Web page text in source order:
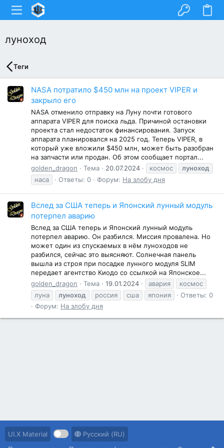
луноход
Теги
NASA потратило $450 млн на проект VIPER и
закрыло его
NASA отменило отправку на Луну почти готового
аппарата VIPER для поиска льда. Причиной остановки
проекта стал недостаток финансирования. Запуск
аппарата планировался на 2025 год. Теперь VIPER, в
который уже вложили $450 млн, может быть разобран
на запчасти или продан. Об этом сообщает портал...
golden_dragon
Тема 20.07.2024 космос
луноход
наса
Ответы: 0 Форум: На злобу дня
Вслед за США теперь и Японский лунный модуль
потерпел аварию
Вслед за США теперь и Японский лунный модуль
потерпел аварию. Он разбился. Миссия провалена. Но
может один из спускаемых в нём луноходов не
разбился, сейчас это выясняют. Солнечная панель
вышла из строя при посадке лунного модуля SLIM
передает агентство Киодо со ссылкой на Японское...
golden_dragon
Тема 19.01.2024 авария
космос
луна
луноход россия сша япония
Ответы: 0
Форум: На злобу дня
UI.X Material
Русский (RU)